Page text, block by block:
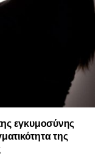
εγκυμοσύνης
της